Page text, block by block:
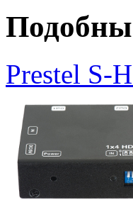
Prestel S-